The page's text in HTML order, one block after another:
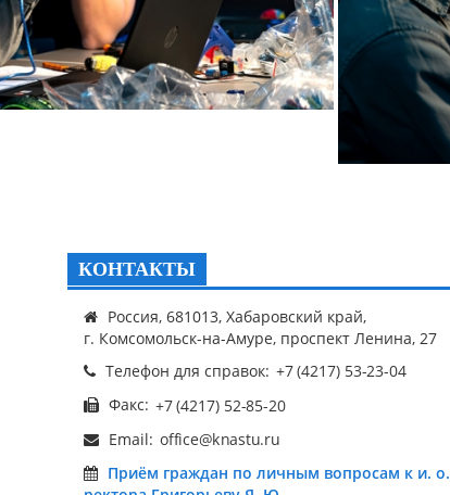
КОНТАКТЫ
Россия, 681013, Хабаровский край,
г. Комсомольск-на-Амуре, проспект Ленина, 27
Телефон для справок:
Факс:
Email:
Приём граждан по личным вопросам к и. о.